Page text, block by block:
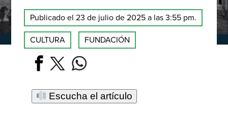
Publicado el 23 de julio de 2025 a las 3:55 pm.
CULTURA FUNDACIÓN
Escucha el artículo